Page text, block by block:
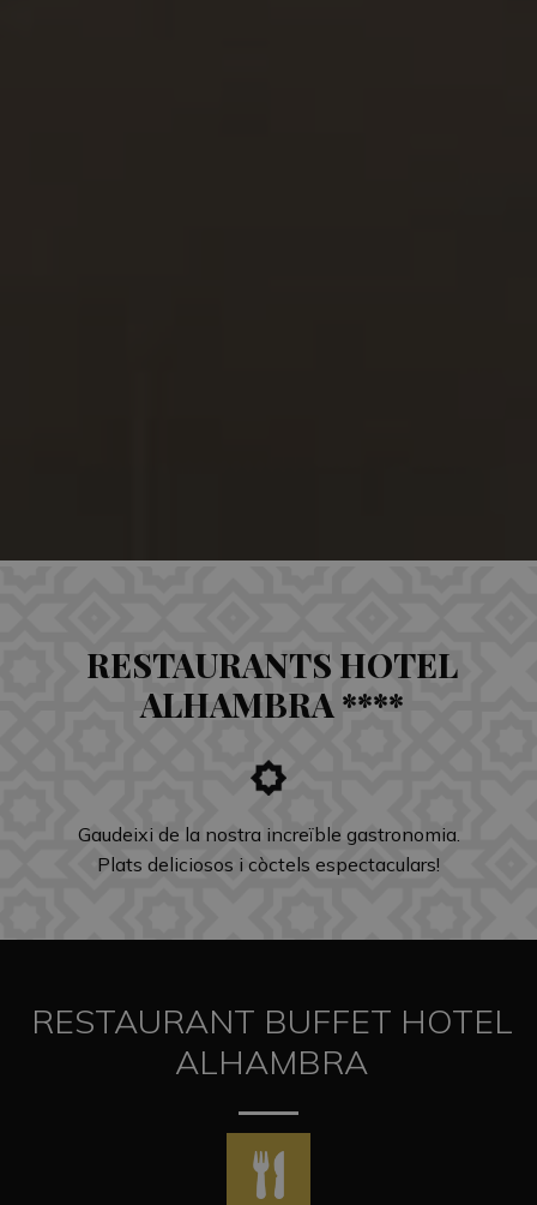
RESTAURANTS HOTEL
ALHAMBRA ****
Gaudeixi de la nostra increïble gastronomia.
Plats deliciosos i còctels espectaculars!
RESTAURANT BUFFET HOTEL
ALHAMBRA